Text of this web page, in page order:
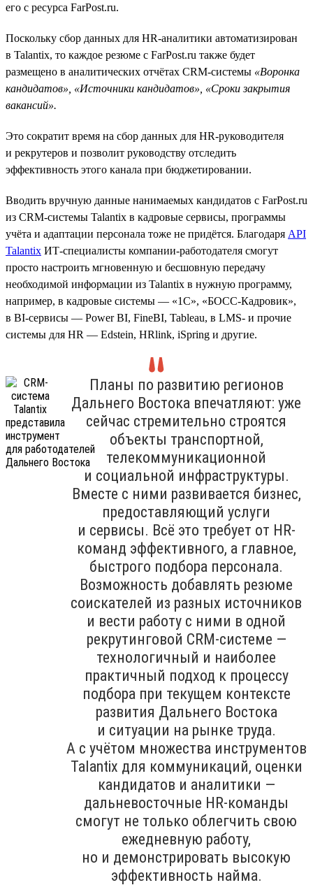
его с ресурса FarPost.ru.
Поскольку сбор данных для HR-аналитики автоматизирован
в Talantix, то каждое резюме c FarPost.ru также будет
размещено в аналитических отчётах CRM-системы «Воронка
кандидатов», «Источники кандидатов», «Сроки закрытия
вакансий».
Это сократит время на сбор данных для HR-руководителя
и рекрутеров и позволит руководству отследить
эффективность этого канала при бюджетировании.
Вводить вручную данные нанимаемых кандидатов с FarPost.ru
из CRM-системы Talantix в кадровые сервисы, программы
учёта и адаптации персонала тоже не придётся. Благодаря API
Talantix ИТ-специалисты компании-работодателя смогут
просто настроить мгновенную и бесшовную передачу
необходимой информации из Talantix в нужную программу,
например, в кадровые системы — «1С», «БОСС-Кадровик»,
в BI-сервисы — Power BI, FineBI, Tableau, в LMS- и прочие
системы для HR — Edstein, HRlink, iSpring и другие.
Планы по развитию регионов
Дальнего Востока впечатляют: уже
сейчас стремительно строятся
объекты транспортной,
телекоммуникационной
и социальной инфраструктуры.
Вместе с ними развивается бизнес,
предоставляющий услуги
и сервисы. Всё это требует от HR-
команд эффективного, а главное,
быстрого подбора персонала.
Возможность добавлять резюме
соискателей из разных источников
и вести работу с ними в одной
рекрутинговой CRM-системе —
технологичный и наиболее
практичный подход к процессу
подбора при текущем контексте
развития Дальнего Востока
и ситуации на рынке труда.
А с учётом множества инструментов
Talantix для коммуникаций, оценки
кандидатов и аналитики —
дальневосточные HR-команды
смогут не только облегчить свою
ежедневную работу,
но и демонстрировать высокую
эффективность найма.